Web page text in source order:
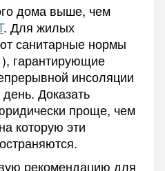
дома выше, чем
. Для жилых
санитарные нормы
гарантирующие
инсоляции
Доказать
проще, чем
которую эти
рекомендацию для